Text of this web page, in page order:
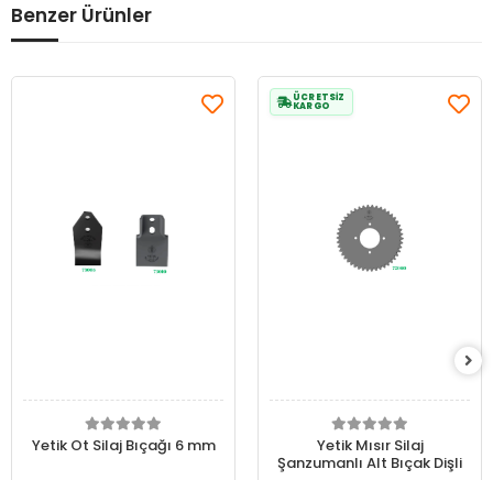
Benzer Ürünler
Yetik Ot Silaj Bıçağı 6 mm
ÜCRETSİZ
KARGO
Yetik Mısır Silaj
Şanzumanlı Alt Bıçak Dişli